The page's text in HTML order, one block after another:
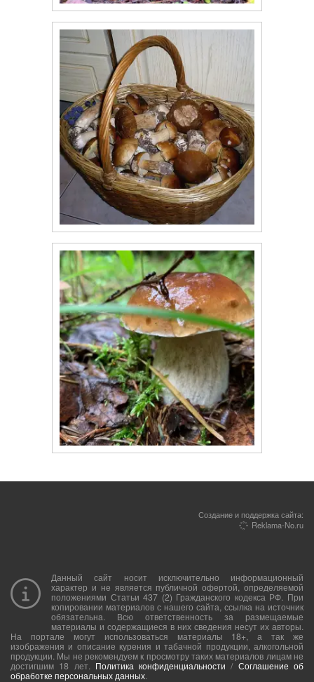
Создание и поддержка сайта:
Reklama-No.ru
Данный сайт носит исключительно информационный
характер и не является публичной офертой, определяемой
положениями Статьи 437 (2) Гражданского кодекса РФ. При
копировании материалов с нашего сайта, ссылка на источник
обязательна. Всю ответственность за размещаемые
материалы и содержащиеся в них сведения несут их авторы.
На портале могут использоваться материалы 18+, а так же
изображения и описание курения и табачной продукции, алкогольной
продукции. Мы не рекомендуем к просмотру таких материалов лицам не
достигшим 18 лет. Политика конфиденциальности / Соглашение об
обработке персональных данных.